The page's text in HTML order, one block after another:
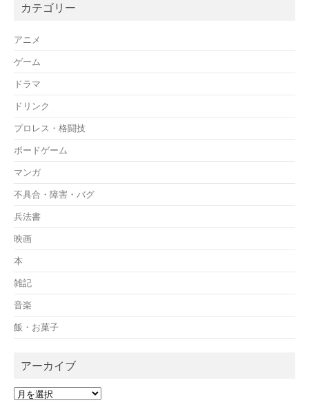
カテゴリー
アニメ
ゲーム
ドラマ
ドリンク
プロレス・格闘技
ボードゲーム
マンガ
不具合・障害・バグ
兵法書
映画
本
雑記
音楽
飯・お菓子
アーカイブ
ア